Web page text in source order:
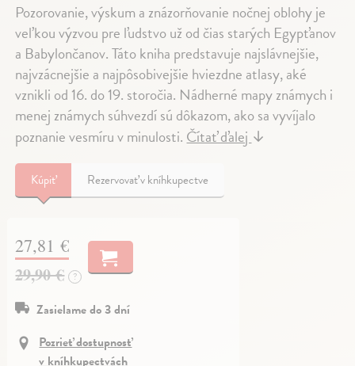
Pozorovanie, výskum a znázorňovanie nočnej oblohy je
veľkou výzvou pre ľudstvo už od čias starých Egypťanov
a Babylončanov. Táto kniha predstavuje najslávnejšie,
najvzácnejšie a najpôsobivejšie hviezdne atlasy, aké
vznikli od 16. do 19. storočia. Nádherné mapy známych i
menej známych súhvezdí sú dôkazom, ako sa vyvíjalo
poznanie vesmíru v minulosti.Čítať ďalej↓
Kúpiť Rezervovať v kníhkupectve
27,81 €
29,90 € ?
Zasielame do 3 dní
Pozrieť dostupnosť
v kníhkupectvách